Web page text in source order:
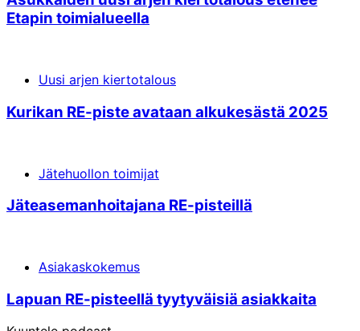
Etapin toimi­alueella
Uusi arjen kiertotalous
Kurikan RE-piste avataan alkukesästä 2025
Jätehuollon toimijat
Jäte­aseman­hoita­jana RE-pisteillä
Asiakaskokemus
Lapuan RE-pisteellä tyytyväisiä asiakkaita